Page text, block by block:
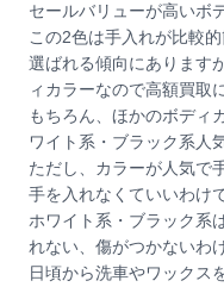
セールバリューが高いボ
この2色は手入れが比較
選ばれる傾向にあります
ィカラーなので高額買取
もちろん、ほかのボディ
ワイト系・ブラック系人
ただし、カラーが人気で
手を入れなくていいわけ
ホワイト系・ブラック系
れない、傷がつかないわ
日頃から洗車やワックス